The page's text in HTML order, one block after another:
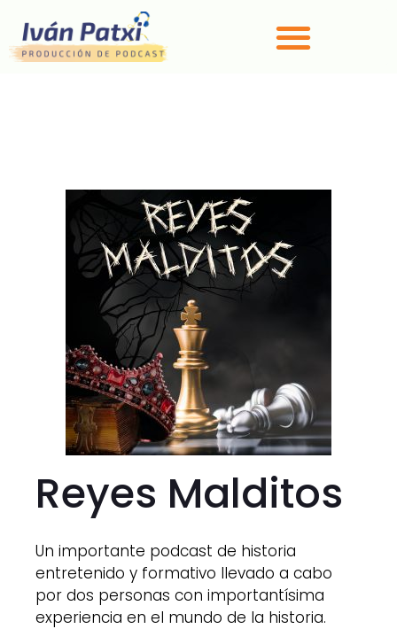
Reyes Malditos
Un importante podcast de historia
entretenido y formativo llevado a cabo
por dos personas con importantísima
experiencia en el mundo de la historia.